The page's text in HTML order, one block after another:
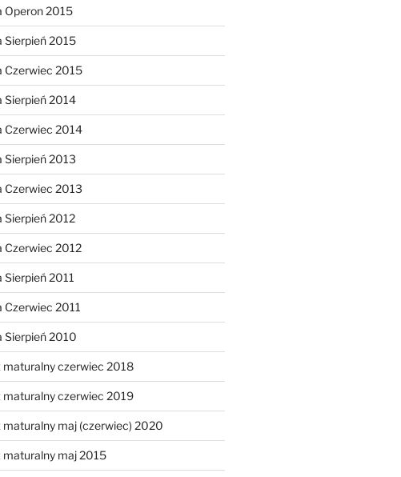
Operon 2015
Sierpień 2015
Czerwiec 2015
Sierpień 2014
Czerwiec 2014
Sierpień 2013
Czerwiec 2013
Sierpień 2012
Czerwiec 2012
Sierpień 2011
Czerwiec 2011
Sierpień 2010
maturalny czerwiec 2018
maturalny czerwiec 2019
maturalny maj (czerwiec) 2020
maturalny maj 2015